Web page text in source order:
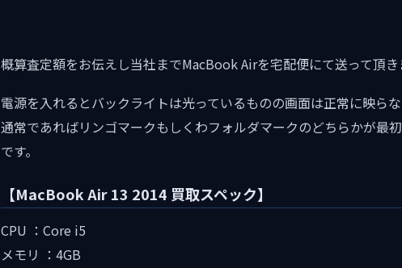
概算査定額をお伝えし当社までMacBook Airを宅配便にて送って頂き
電源を入れるとバックライトは光っているものの画面は正常に映らな
通常であればリンゴマークもしくわフォルダマークのどちらかが最
です。
【MacBook Air 13 2014 買取スペック】
CPU ：Core i5
メモリ ：4GB